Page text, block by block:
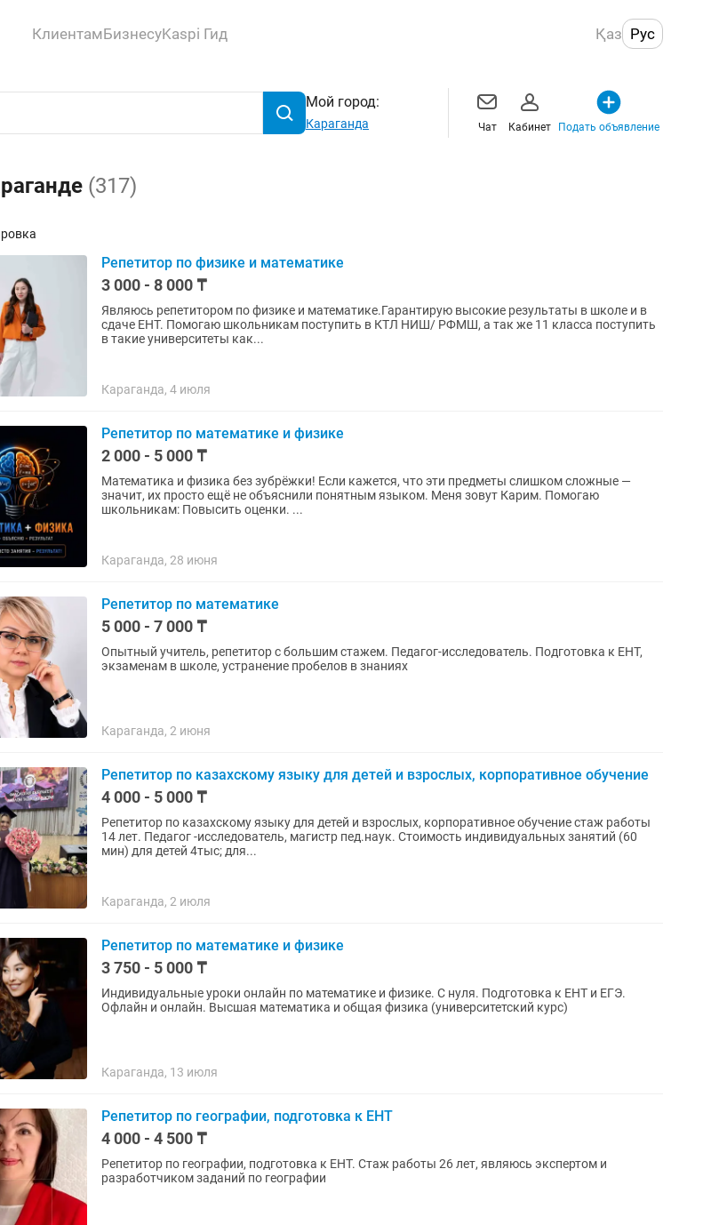
КлиентамБизнесуKaspi Гид Қаз Рус
Мой город:
Караганда Чат Кабинет Подать объявление
(317)
Репетитор по физике и математике
3 000 - 8 000 ₸
Являюсь репетитором по физике и математике.Гарантирую высокие результаты в школе и в
сдаче ЕНТ. Помогаю школьникам поступить в КТЛ НИШ/ РФМШ, а так же 11 класса поступить
в такие университеты как...
Караганда, 4 июля
Репетитор по математике и физике
2 000 - 5 000 ₸
Математика и физика без зубрёжки! Если кажется, что эти предметы слишком сложные —
значит, их просто ещё не объяснили понятным языком. Меня зовут Карим. Помогаю
школьникам: Повысить оценки. ...
Караганда, 28 июня
Репетитор по математике
5 000 - 7 000 ₸
Опытный учитель, репетитор с большим стажем. Педагог-исследователь. Подготовка к ЕНТ,
экзаменам в школе, устранение пробелов в знаниях
Караганда, 2 июня
Репетитор по казахскому языку для детей и взрослых, корпоративное обучение
4 000 - 5 000 ₸
Репетитор по казахскому языку для детей и взрослых, корпоративное обучение стаж работы
14 лет. Педагог -исследователь, магистр пед.наук. Стоимость индивидуальных занятий (60
мин) для детей 4тыс; для...
Караганда, 2 июля
Репетитор по математике и физике
3 750 - 5 000 ₸
Индивидуальные уроки онлайн по математике и физике. С нуля. Подготовка к ЕНТ и ЕГЭ.
Офлайн и онлайн. Высшая математика и общая физика (университетский курс)
Караганда, 13 июля
Репетитор по географии, подготовка к ЕНТ
4 000 - 4 500 ₸
Репетитор по географии, подготовка к ЕНТ. Стаж работы 26 лет, являюсь экспертом и
разработчиком заданий по географии